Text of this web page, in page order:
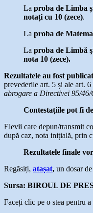
La proba de Limba
notați cu 10 (zece).
La proba de
La proba de Limbă
nota 10 (zece).
Rezultatele au fost
prevederile art. 5 și ale art. 6
abrogare a Directivei 95/
Contestațiile pot fi
Elevii care depun/transmit
după caz, nota inițială, prin
Rezultatele finale
Regăsiți, atașat, un dosar
Sursa: BIROUL DE
Faceți clic pe o stea pentru